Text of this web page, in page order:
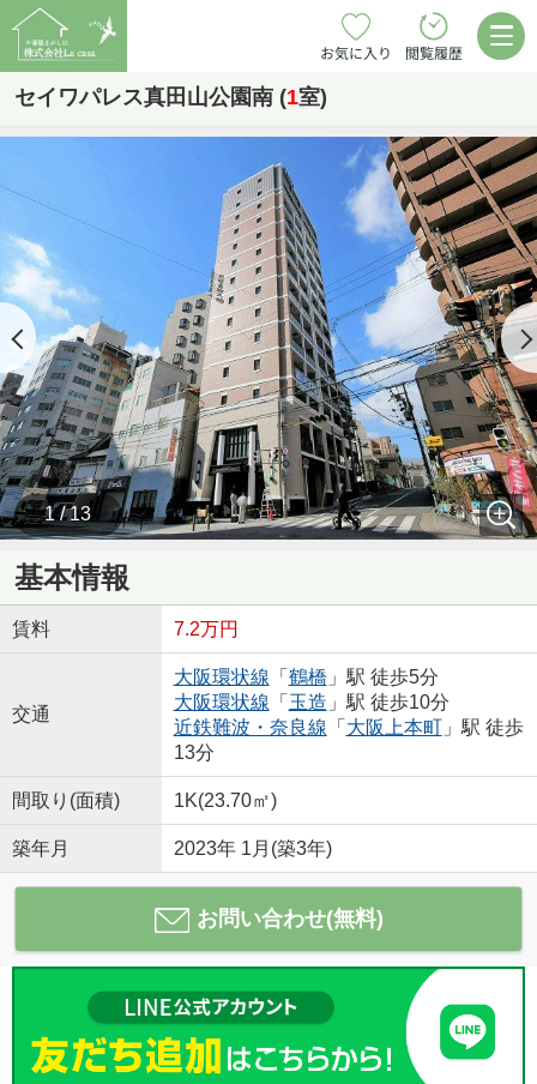
お気に入り 閲覧履歴
セイワパレス真田山公園南 (1室)
1 / 13
基本情報
賃料 7.2万円
交通
大阪環状線 「 鶴橋 」駅 徒歩5分
大阪環状線 「 玉造 」駅 徒歩10分
近鉄難波・奈良線 「 大阪上本町」駅 徒歩
13分
間取り(面積) 1K(23.70㎡)
築年月 2023年 1月(築3年)
お問い合わせ(無料)